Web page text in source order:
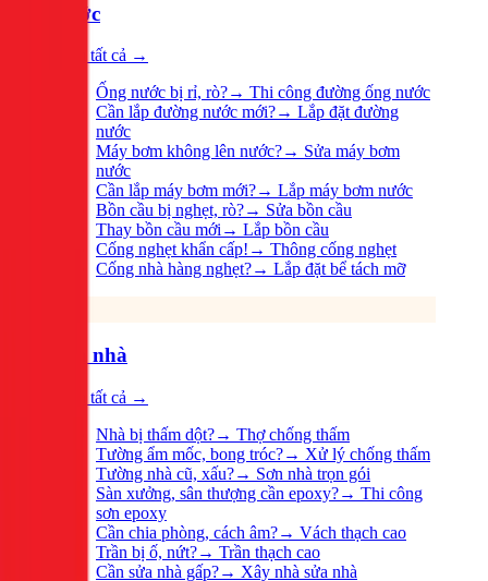
Nước
Xem tất cả →
Ống nước bị rỉ, rò?→ Thi công đường ống nước
Cần lắp đường nước mới?→ Lắp đặt đường
nước
Máy bơm không lên nước?→ Sửa máy bơm
nước
Cần lắp máy bơm mới?→ Lắp máy bơm nước
Bồn cầu bị nghẹt, rò?→ Sửa bồn cầu
Thay bồn cầu mới → Lắp bồn cầu
Cống nghẹt khẩn cấp! → Thông cống nghẹt
Cống nhà hàng nghẹt?→ Lắp đặt bể tách mỡ
Sửa nhà
Xem tất cả →
Nhà bị thấm dột?→ Thợ chống thấm
Tường ẩm mốc, bong tróc?→ Xử lý chống thấm
Tường nhà cũ, xấu?→ Sơn nhà trọn gói
Sàn xưởng, sân thượng cần epoxy?→ Thi công
sơn epoxy
Cần chia phòng, cách âm?→ Vách thạch cao
Trần bị ố, nứt?→ Trần thạch cao
Cần sửa nhà gấp?→ Xây nhà sửa nhà